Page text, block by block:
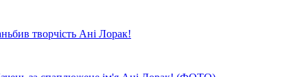
творчість Ані Лорак!